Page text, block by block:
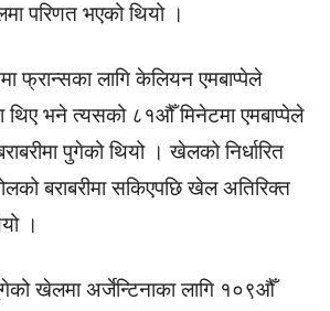
परिणत भएको थियो ।
फ्रान्सका लागि केलियन एमबाप्पेले
थिए भने त्यसको ८१औँ मिनेटमा एमबाप्पेले
पुगेको थियो । खेलको निर्धारित
बराबरीमा सकिएपछि खेल अतिरिक्त
।
खेलमा अर्जेन्टिनाका लागि १०९औँ